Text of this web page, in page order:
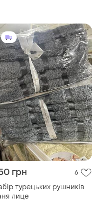
грн 6
турецьких рушників
лице